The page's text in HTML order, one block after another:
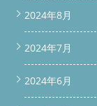
2024年8月
2024年7月
2024年6月